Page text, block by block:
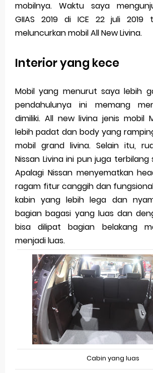
mobilnya. Waktu saya
GIIAS 2019 di ICE 22 juli 2019
meluncurkan mobil All New Livina.
Interior yang kece
Mobil yang menurut saya lebih
pendahulunya ini memang
dimiliki. All new livina jenis mobil
lebih padat dan body yang
mobil grand livina. Selain itu,
Nissan Livina ini pun juga
Apalagi Nissan menyematkan
ragam fitur canggih dan
kabin yang lebih lega dan
bagian bagasi yang luas dan
bisa dilipat bagian belakang
menjadi luas.
Cabin yang luas